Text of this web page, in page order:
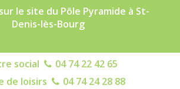
le site du Pôle Pyramide à St-
Denis-lès-Bourg
social
04 74 22 42 65
de loisirs
04 74 24 28 88